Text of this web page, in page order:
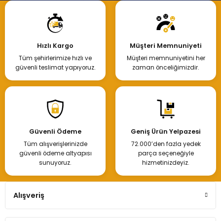
Hızlı Kargo
Tüm şehirlerimize hızlı ve
güvenli teslimat yapıyoruz.
Müşteri Memnuniyeti
Müşteri memnuniyetini her
zaman önceliğimizdir.
Güvenli Ödeme
Tüm alışverişlerinizde
güvenli ödeme altyapısı
sunuyoruz.
Geniş Ürün Yelpazesi
72.000’den fazla yedek
parça seçeneğiyle
hizmetinizdeyiz.
Alışveriş